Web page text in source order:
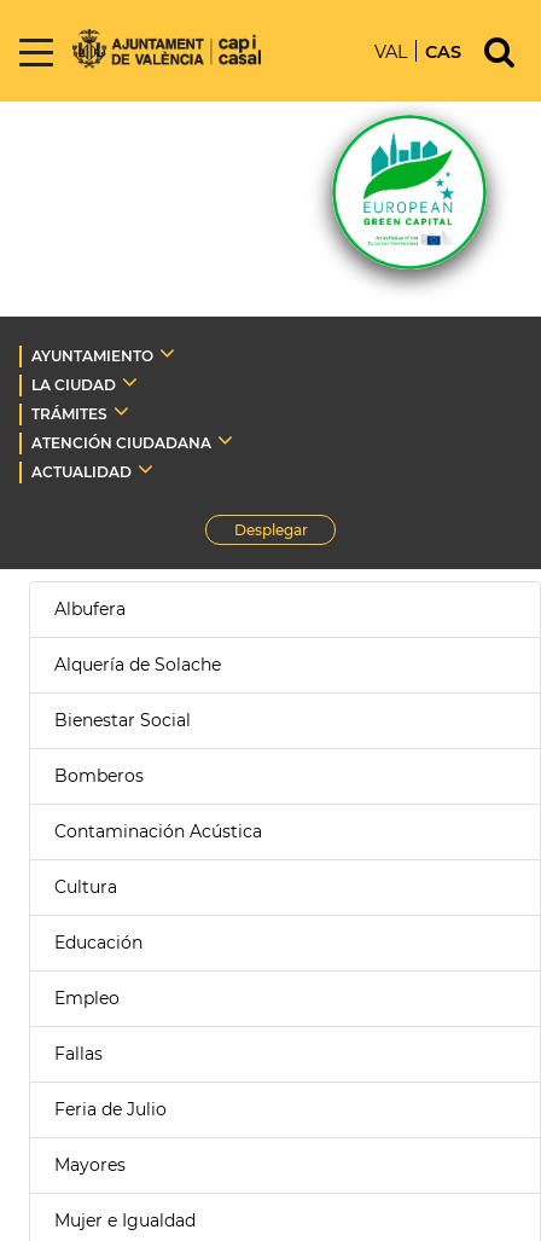
VAL CAS
AYUNTAMIENTO
LA CIUDAD
TRÁMITES
ATENCIÓN CIUDADANA
ACTUALIDAD
Desplegar
Albufera
Alquería de Solache
Bienestar Social
Bomberos
Contaminación Acústica
Cultura
Educación
Empleo
Fallas
Feria de Julio
Mayores
Mujer e Igualdad